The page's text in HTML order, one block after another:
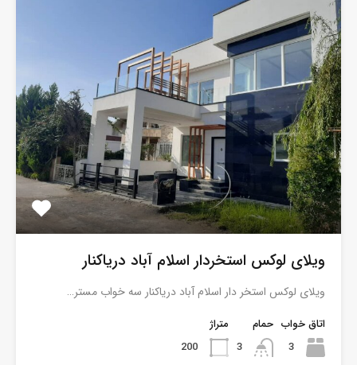
ویلای لوکس استخردار اسلام آباد دریاکنار
ویلای لوکس استخر دار اسلام آباد دریاکنار سه خواب مستر…
اتاق خواب
3
حمام
3
متراژ
200